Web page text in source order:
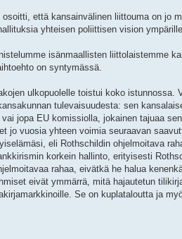
että kansainvälinen liittouma on jo
yhteisen poliittisen vision
isänmaallisten liittolaistemme
on syntymässä.
ulkopuolelle toistui koko istunnossa.
tulevaisuudesta: sen
jopa EU komissiolla, jokainen tajuaa
jo vuosia yhteen voimia seuraavan
eli Rothschildin ohjelmoitava
korkein hallinto, erityisesti
rahaa, eivätkä he halua
eivät ymmärrä, mitä hajautetun
Se on kuplataloutta ja